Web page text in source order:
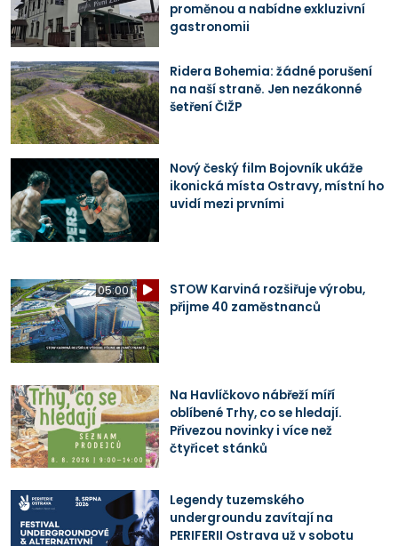
proměnou a nabídne exkluzivní
gastronomii
Ridera Bohemia: žádné porušení
na naší straně. Jen nezákonné
šetření ČIŽP
Nový český film Bojovník ukáže
ikonická místa Ostravy, místní ho
uvidí mezi prvními
05:00
STOW Karviná rozšiřuje výrobu,
přijme 40 zaměstnanců
Na Havlíčkovo nábřeží míří
oblíbené Trhy, co se hledají.
Přivezou novinky i více než
čtyřicet stánků
Legendy tuzemského
undergroundu zavítají na
PERIFERII Ostrava už v sobotu